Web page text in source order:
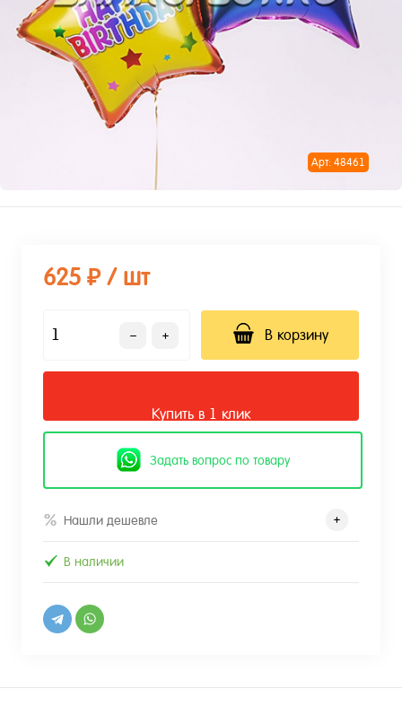
Арт: 48461
625 ₽ / шт
В корзину
Купить в 1 клик
Задать вопрос по товару
Нашли дешевле
В наличии